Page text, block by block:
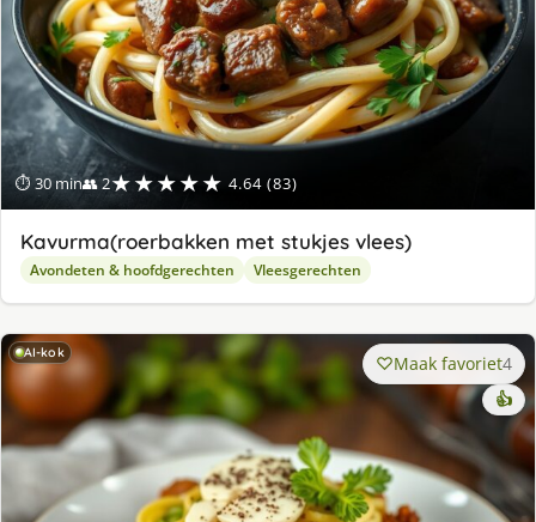
⏱ 30 min👥 2★★★★★ 4.64 (83)
Kavurma(roerbakken met stukjes vlees)
Avondeten & hoofdgerechten Vleesgerechten
AI-kok Maak favoriet4
👍